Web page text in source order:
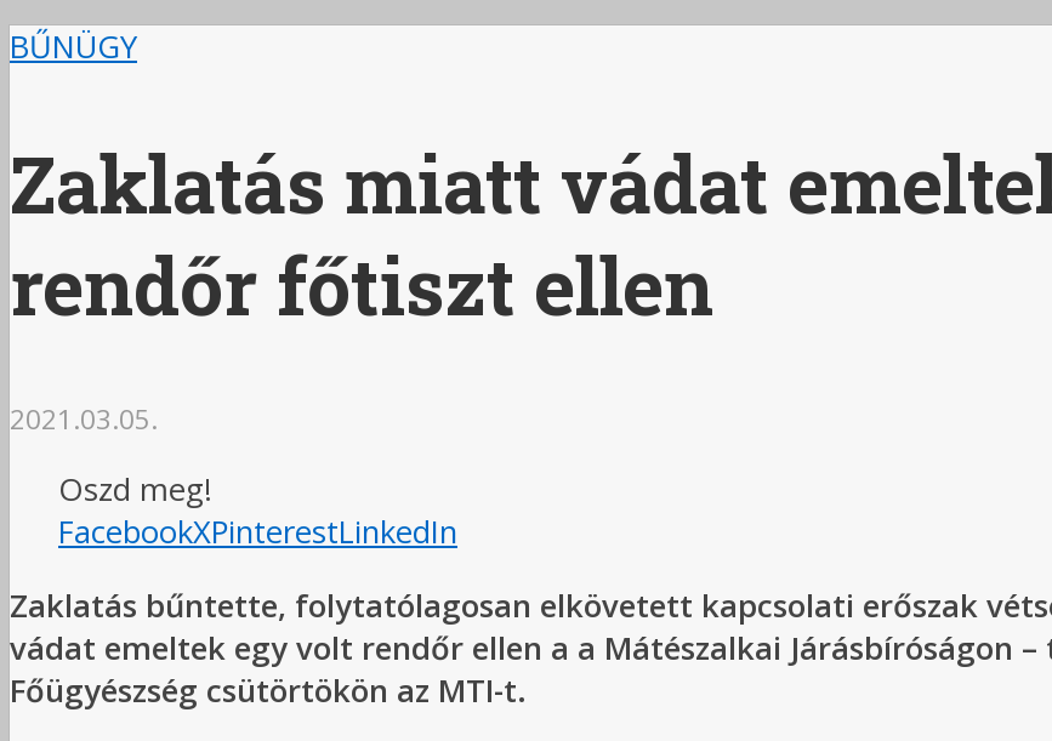
BŰNÜGY
Zaklatás miatt vádat
rendőr főtiszt ellen
2021.03.05.
Oszd meg!
FacebookXPinterestLinkedIn
Zaklatás bűntette, folytatólagosan elkövetett kapcsolati erőszak
vádat emeltek egy volt rendőr ellen a a Mátészalkai Járásbíróságon
Főügyészség csütörtökön az MTI-t.